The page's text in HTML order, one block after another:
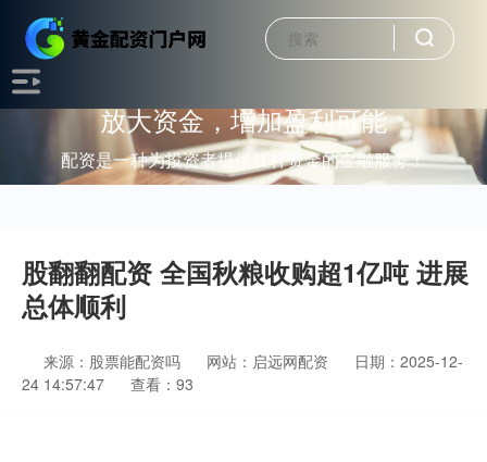
放大资金，增加盈利可能
配资是一种为投资者提供杠杆资金的金融服务！
股翻翻配资 全国秋粮收购超1亿吨 进展
总体顺利
来源：股票能配资吗 网站：启远网配资
日期：2025-12-
24 14:57:47
查看：93